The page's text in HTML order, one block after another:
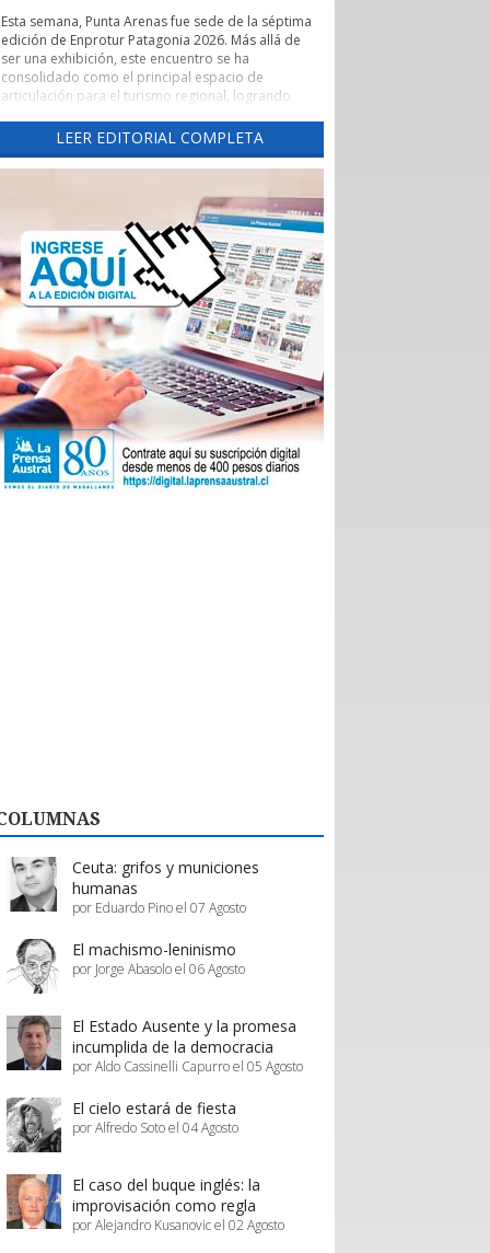
Esta semana, Punta Arenas fue sede de la séptima
edición de Enprotur Patagonia 2026. Más allá de
ser una exhibición, este encuentro se ha
consolidado como el principal espacio de
articulación para el turismo regional, logrando
un entorno de profesionalismo y colaboración.
Lo que realmente otorga un valor estratégico a
catalizador de vínculos comerciales. El evento ha
facilitado de manera excepcional el acceso directo
de hoteles, restaurantes y otros servicios turísticos
-el sector Horeca- a una red diversificada de
proveedores.
Esta dinámica es fundamental para que pequeños
y medianos proveedores, tanto locales como
nacionales, puedan presentar sus innovaciones
directamente a los operadores que definen la
oferta de la temporada 2026-2027.
La feria ha permitido romper las barreras
tradicionales de intermediación. Al habilitar tres
salones de exposición para dar respuesta al alto
interés de los participantes, se generó un
ecosistema donde convivieron distribuidoras
Estos esfuerzos deben ser acompañados y
pública y programas de promoción eficientes de
parte de Sernatur.
LEER EDITORIAL COMPLETA
Ceuta: grifos y municiones
humanas
por Eduardo Pino el 07 Agosto
El machismo-leninismo
por Jorge Abasolo el 06 Agosto
El Estado Ausente y la promesa
incumplida de la democracia
por Aldo Cassinelli Capurro el 05 Agosto
El cielo estará de fiesta
por Alfredo Soto el 04 Agosto
El caso del buque inglés: la
improvisación como regla
por Alejandro Kusanovic el 02 Agosto